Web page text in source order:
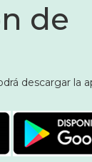
de
descargar la